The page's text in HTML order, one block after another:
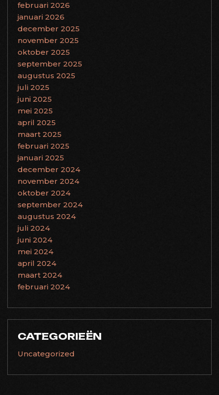
februari 2026
januari 2026
december 2025
november 2025
oktober 2025
september 2025
augustus 2025
juli 2025
juni 2025
mei 2025
april 2025
maart 2025
februari 2025
januari 2025
december 2024
november 2024
oktober 2024
september 2024
augustus 2024
juli 2024
juni 2024
mei 2024
april 2024
maart 2024
februari 2024
CATEGORIEËN
Uncategorized